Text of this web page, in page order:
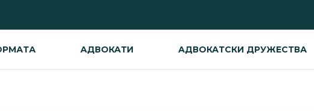
АДВОКАТИ АДВОКАТСКИ ДРУЖЕСТВА